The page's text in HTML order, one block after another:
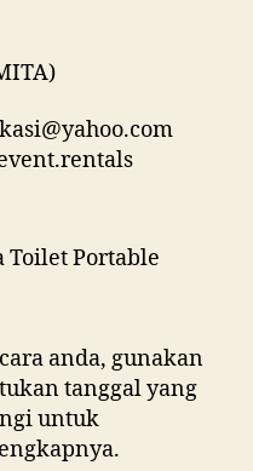
anda, gunakan
tanggal yang
untuk